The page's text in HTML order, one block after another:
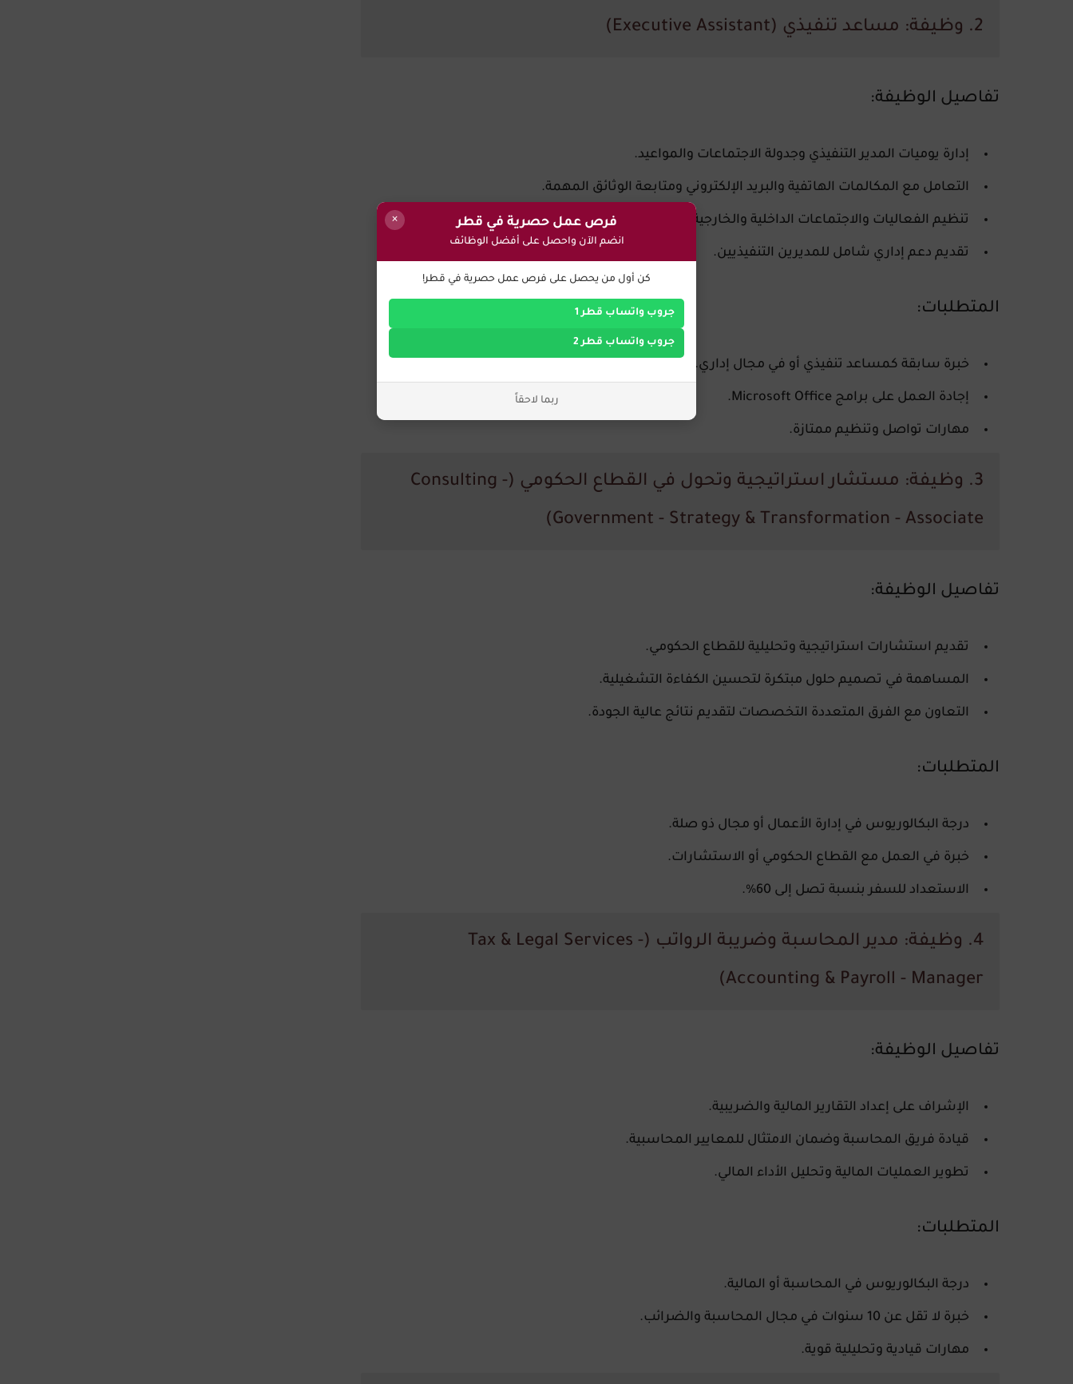
2. وظيفة: مساعد تنفيذي (Executive Assistant)
تفاصيل الوظيفة:
إدارة يوميات المدير التنفيذي وجدولة الاجتماعات والمواعيد.
التعامل مع المكالمات الهاتفية والبريد الإلكتروني ومتابعة الوثائق المهمة.
تنظيم الفعاليات والاجتماعات الداخلية والخارجية.
تقديم دعم إداري شامل للمديرين التنفيذيين.
المتطلبات:
خبرة سابقة كمساعد تنفيذي أو في مجال إداري.
إجادة العمل على برامج Microsoft Office.
مهارات تواصل وتنظيم ممتازة.
3. وظيفة: مستشار استراتيجية وتحول في القطاع الحكومي (Consulting -
Government - Strategy & Transformation - Associate)
تفاصيل الوظيفة:
تقديم استشارات استراتيجية وتحليلية للقطاع الحكومي.
المساهمة في تصميم حلول مبتكرة لتحسين الكفاءة التشغيلية.
التعاون مع الفرق المتعددة التخصصات لتقديم نتائج عالية الجودة.
المتطلبات:
درجة البكالوريوس في إدارة الأعمال أو مجال ذو صلة.
خبرة في العمل مع القطاع الحكومي أو الاستشارات.
الاستعداد للسفر بنسبة تصل إلى 60%.
4. وظيفة: مدير المحاسبة وضريبة الرواتب (Tax & Legal Services -
Accounting & Payroll - Manager)
تفاصيل الوظيفة:
الإشراف على إعداد التقارير المالية والضريبية.
قيادة فريق المحاسبة وضمان الامتثال للمعايير المحاسبية.
تطوير العمليات المالية وتحليل الأداء المالي.
المتطلبات:
درجة البكالوريوس في المحاسبة أو المالية.
خبرة لا تقل عن 10 سنوات في مجال المحاسبة والضرائب.
مهارات قيادية وتحليلية قوية.
× فرص عمل حصرية في قطر
انضم الآن واحصل على أفضل الوظائف
كن أول من يحصل على فرص عمل حصرية في قطر!
جروب واتساب قطر 1
جروب واتساب قطر 2
ربما لاحقاً